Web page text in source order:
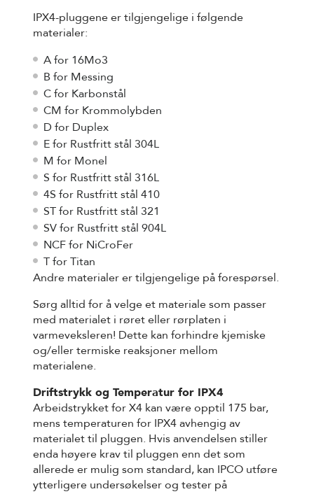
IPX4-pluggene er tilgjengelige i følgende
materialer:
A for 16Mo3
B for Messing
C for Karbonstål
CM for Krommolybden
D for Duplex
E for Rustfritt stål 304L
M for Monel
S for Rustfritt stål 316L
4S for Rustfritt stål 410
ST for Rustfritt stål 321
SV for Rustfritt stål 904L
NCF for NiCroFer
T for Titan
Andre materialer er tilgjengelige på forespørsel.
Sørg alltid for å velge et materiale som passer
med materialet i røret eller rørplaten i
varmeveksleren! Dette kan forhindre kjemiske
og/eller termiske reaksjoner mellom
materialene.
Driftstrykk og Temperatur for IPX4
Arbeidstrykket for X4 kan være opptil 175 bar,
mens temperaturen for IPX4 avhengig av
materialet til pluggen. Hvis anvendelsen stiller
enda høyere krav til pluggen enn det som
allerede er mulig som standard, kan IPCO utføre
ytterligere undersøkelser og tester på